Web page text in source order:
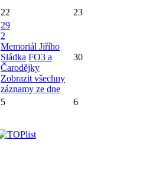
22 23
29
2
Memoriál Jiřího
Sládka FO3 a
Čarodějky
Zobrazit všechny
záznamy ze dne
30
5 6